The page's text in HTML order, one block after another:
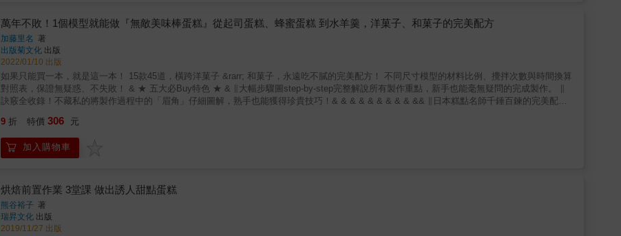
KITCHEN」不藏私分享，如何從基礎烘焙材料，裝飾成唯美韓系鮮奶油蛋糕。烘焙愛好者們，不可錯過！──Quelques Patisseries 某某法式甜點
主廚 / Lai 賴怡君 &
烘焙 & ◎本書為《完美磅蛋糕》（9786267065280）改版 & 本書特色 & ★一缸到底攪拌過程，烘焙變簡單，做出各種鬆潤可口的磅蛋糕。 ★運
用麵粉、糖、奶油、雞蛋，搭配不同食材組合成多樣化滋味。 ★每款磅蛋糕都有詳細圖解，以及剖面解析蛋糕體，解決你的烘焙疑難雜症。 ★作
者不藏私製作分享：烤出糕體表面完美裂痕、提供磅蛋糕的保存方式等。 ★從初階的原味磅蛋糕，到使用多元甜味鹹味、節慶磅蛋糕，輕鬆跨入
繽紛烘焙世界。 &
萬年不敗！1個模型就能做『無敵美味棒蛋糕』從起司蛋糕、蜂蜜蛋糕 到水羊羹，洋菓子、和菓子的完美配方
加藤里名 著
出版菊文化 出版
2022/01/10 出版
如果只能買一本，就是這一本！ 15款45道，橫跨洋菓子 &rarr; 和菓子，永遠吃不膩的完美配方！ 不同尺寸模型的材料比例、攪拌次數與時間換算
對照表，保證無疑惑、不失敗！ & ★ 五大必Buy特色 ★ & ∥大幅步驟圖step-by-step完整解說所有製作重點，新手也能毫無疑問的完成製作。 ∥
訣竅全收錄！不藏私的將製作過程中的「眉角」仔細圖解，熟手也能獲得珍貴技巧！& & & & & & & & & && ∥日本糕點名師千錘百鍊的完美配
問題。 模型不佔空間，永遠吃不膩的完美配方！ & 希望能讓大家瞭解磅蛋糕模的萬能性。磅蛋糕模能製作的不僅只是磅蛋糕而已。可以用來烘
焙一般需要專用模型製作的費南雪，也能用於水羊羮般的日式和菓子，冰淇淋蛋糕或是果凍等冰涼甜點。輕巧簡便容易保存的磅蛋糕模，只要有一
個，就能無窮變化出一年四季永遠吃不膩的各種點心，也不必擔心模型的收納問題。 & 本書以「潤澤口感」、「膨鬆柔軟」、「沈甸紮實」、
暖熱的季節也能享受冰涼的甜點，持續不斷地體驗製作的樂趣！ & ★ CAKE磅蛋糕 ★ CAKE &Agrave; L&rsquo;HUILE不使用奶油的磅蛋糕 ★
FINANCIER費南雪 ★ SHORTCAKE海綿蛋糕 ★ KASUTERA長崎蛋糕 ★ PAIN VAPEUR蒸蛋糕 ★ CHEESECAKE起司蛋糕 ★ TERRINE DE
CHOCOLAT巧克力法式凍糕 ★ BROWNIE布朗尼 ★ CR&Egrave;ME CARAMEL焦糖布丁 ★ GEL&Eacute;E果凍 ★ MIZUYOKAN水羊羮 ★
9 折 特價 306 元
加入購物車
烘焙前置作業 3堂課 做出誘人甜點蛋糕
熊谷裕子 著
瑞昇文化 出版
2019/11/27 出版